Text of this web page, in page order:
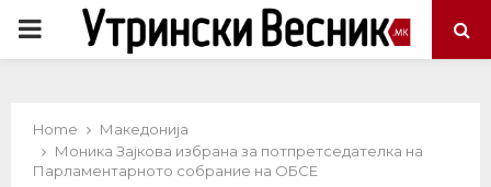
PRIMARY
Home
Македонија
Моника Зајкова избрана за потпретседателка на
Парламентарното собрание на ОБСЕ